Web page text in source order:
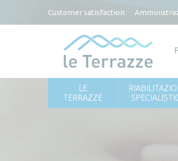
Customer satisfaction
LE
TERRAZZE